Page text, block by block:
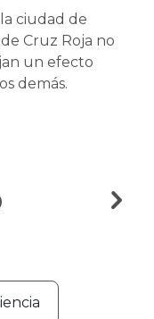
ciudad de
Cruz Roja no
un efecto
demás.